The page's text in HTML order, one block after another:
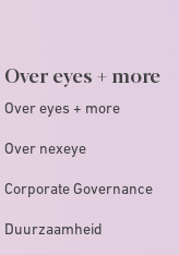
Over eyes + more
Over eyes + more
Over nexeye
Corporate Governance
Duurzaamheid